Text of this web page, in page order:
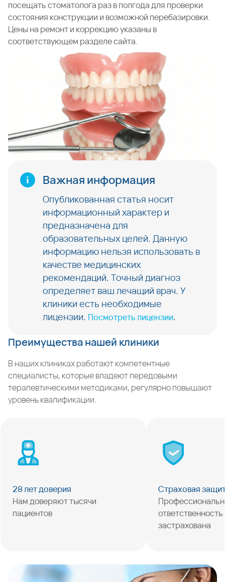
посещать стоматолога раз в полгода для проверки
состояния конструкции и возможной перебазировки.
Цены на ремонт и коррекцию указаны в
соответствующем разделе сайта.
Важная информация
Опубликованная статья носит
информационный характер и
предназначена для
образовательных целей. Данную
информацию нельзя использовать в
качестве медицинских
рекомендаций. Точный диагноз
определяет ваш лечащий врач. У
клиники есть необходимые
лицензии. Посмотреть лицензии.
Преимущества нашей клиники
В наших клиниках работают компетентные
специалисты, которые владеют передовыми
терапевтическими методиками, регулярно повышают
уровень квалификации.
28 лет доверия
Нам доверяют тысячи
пациентов
Страховая
застрахована